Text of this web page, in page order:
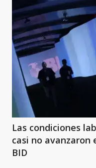
Las condiciones
casi no avanzaron
BID